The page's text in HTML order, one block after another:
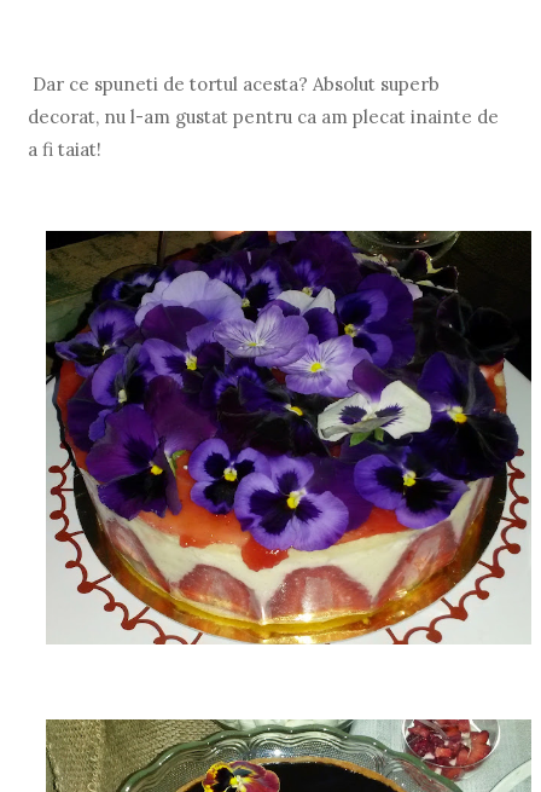
Dar ce spuneti de tortul acesta? Absolut superb
decorat, nu l-am gustat pentru ca am plecat inainte de
a fi taiat!